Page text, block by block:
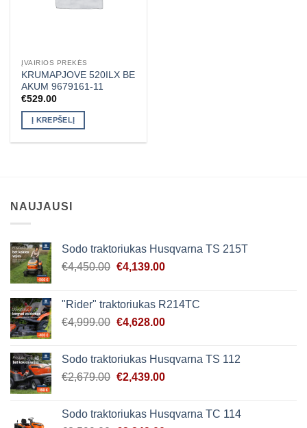
ĮVAIRIOS PREKĖS
KRUMAPJOVE 520ILX BE
AKUM 9679161-11
€529.00
Į KREPŠELĮ
NAUJAUSI
Sodo traktoriukas Husqvarna TS 215T
€4,450.00 Original
€4,450.00.
€4,139.00Current
€4,139.00.
"Rider" traktoriukas R214TC
€4,999.00 Original
€4,999.00.
€4,628.00Current
€4,628.00.
Sodo traktoriukas Husqvarna TS 112
€2,679.00 Original
€2,679.00.
€2,439.00Current
€2,439.00.
Sodo traktoriukas Husqvarna TC 114